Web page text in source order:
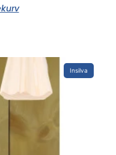
Insilva